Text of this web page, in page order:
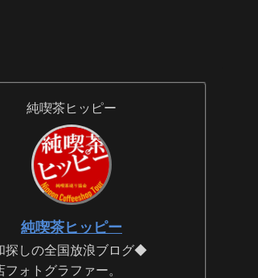
純喫茶ヒッピー
純喫茶ヒッピー
しの全国放浪ブログ◆
フォトグラファー。